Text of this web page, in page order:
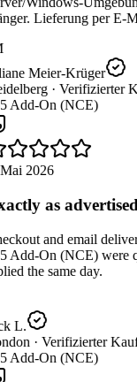
Lieferung per E-
Meier-Krüger
· Verifizierter
Add-On (NCE)
2026
as advertised
and email
Add-On (NCE) were
the same day.
L.
· Verifizierter
Add-On (NCE)